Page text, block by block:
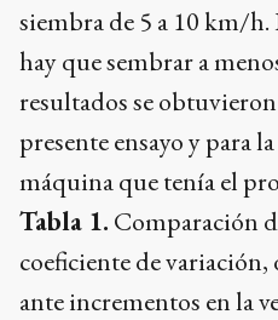
siembra de 5 a 10 km/
hay que sembrar a
resultados se
presente ensayo y para
máquina que tenía el
Tabla 1. Comparación
coeficiente de
ante incrementos en la